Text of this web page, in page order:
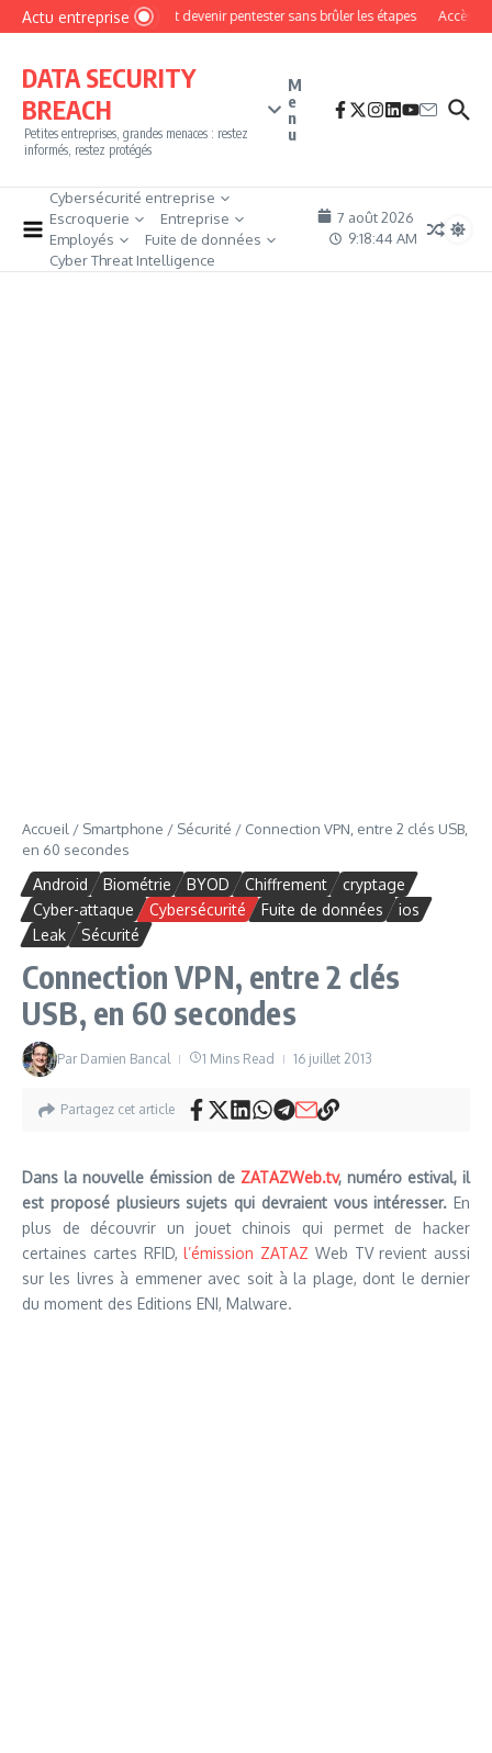
Aller au contenu
Actu entrepriseComment devenir pentester sans brûler les étapes Accès
DATA SECURITY
BREACH
Petites entreprises, grandes menaces : restez
informés, restez protégés
M
e
n
u
Cybersécurité entreprise
Escroquerie
Entreprise
Employés
Fuite de données
Cyber Threat Intelligence
7 août 2026
9:18:46 AM
Accueil / Smartphone / Sécurité / Connection VPN, entre 2 clés USB,
en 60 secondes
Android Biométrie BYOD Chiffrement
cryptage
Cyber-attaque
Cybersécurité Fuite de données
ios
Leak
Sécurité
Connection VPN, entre 2 clés
USB, en 60 secondes
Par Damien Bancal 1 Mins Read 16 juillet 2013
Partagez cet article
Dans la nouvelle émission de ZATAZWeb.tv, numéro estival, il
est proposé plusieurs sujets qui devraient vous intéresser. En
plus de découvrir un jouet chinois qui permet de hacker
certaines cartes RFID,l’émission ZATAZ Web TV revient aussi
sur les livres à emmener avec soit à la plage, dont le dernier
du moment des Editions ENI, Malware.